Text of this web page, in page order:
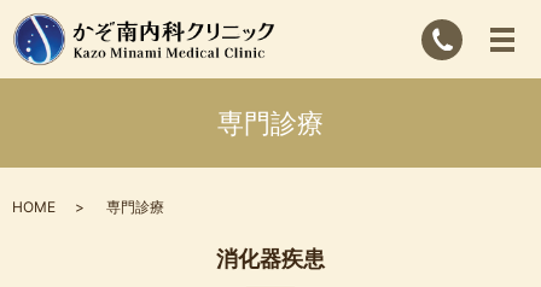
専門診療
HOME 専門診療
消化器疾患